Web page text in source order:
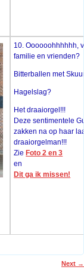
10. Oooooohhhhhh,
familie en vrienden?
Bitterballen met
Hagelslag?
Het draaiorgel!!!
Deze sentimentele
zakken na op haar
draaiorgelman!!!
Zie Foto 2 en 3
en
Dit ga ik missen!
Next →